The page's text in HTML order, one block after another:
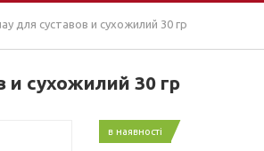
для суставов и сухожилий 30 гр
и сухожилий 30 гр
в наявності